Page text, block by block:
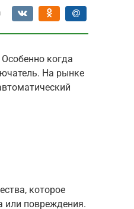
когда
На рынке
которое
или повреждения.